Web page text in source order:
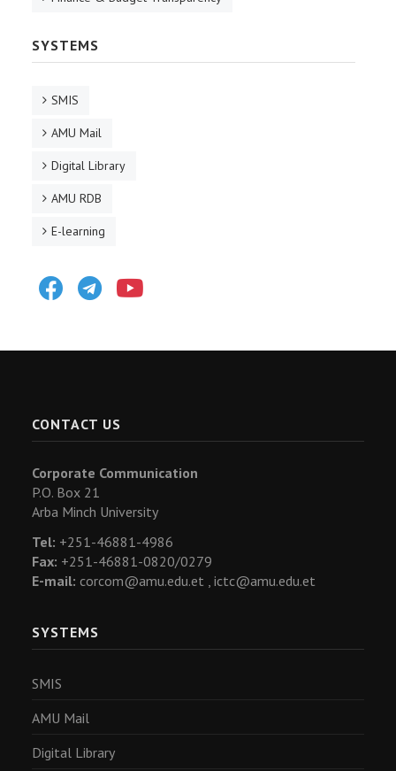
SYSTEMS
SMIS
AMU Mail
Digital Library
AMU RDB
E-learning
FacebookTelegram
CONTACT US
Corporate Communication
P.O. Box 21
Arba Minch University
Tel: +251-46881-4986
Fax: +251-46881-0820/0279
E-mail: corcom@amu.edu.et , ictc@amu.edu.et
SYSTEMS
SMIS
AMU Mail
Digital Library